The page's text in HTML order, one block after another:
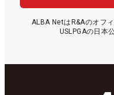
ALBA NetはR&Aのオフ
USLPGAの日本